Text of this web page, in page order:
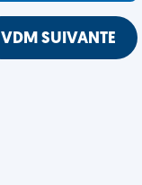
VDM SUIVANTE